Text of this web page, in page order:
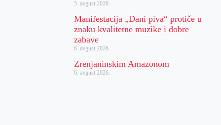
5. avgust 2026.
Manifestacija „Dani piva“ protiče u
znaku kvalitetne muzike i dobre
zabave
6. avgust 2026.
Zrenjaninskim Amazonom
6. avgust 2026.